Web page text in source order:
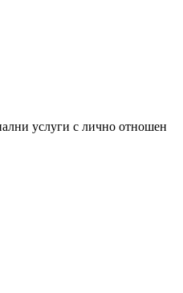
услуги с лично отношен